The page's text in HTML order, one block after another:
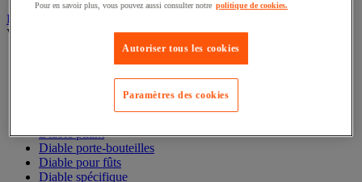
Diable
Voir toute la catégorie
Accessoires pour diable
Diable aluminium et inox
Diable pliant
Diable porte-bouteilles
Diable pour fûts
Diable spécifique
Pour en savoir plus, vous pouvez aussi consulter notre politique de cookies.
Autoriser tous les cookies
Paramètres des cookies